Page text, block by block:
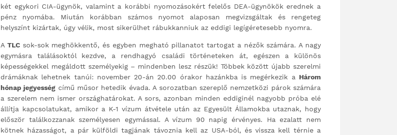
két egykori CIA-ügynök, valamint a korábbi nyomozásokért felelős DEA-ügynökök erednek a
pénz nyomába. Miután korábban számos nyomot alaposan megvizsgáltak és rengeteg
helyszínt kizártak, úgy vélik, most sikerülhet rábukkanniuk az eddigi legígéretesebb nyomra.
A TLC sok-sok meghökkentő, és egyben megható pillanatot tartogat a nézők számára. A nagy
egymásra találásoktól kezdve, a rendhagyó családi történeteken át, egészen a különös
képességekkel megáldott személyekig – mindenben lesz részük! Többek között újabb szerelmi
drámáknak lehetnek tanúi: november 20-án 20.00 órakor hazánkba is megérkezik a Három
hónap jegyesség című műsor hetedik évada. A sorozatban szereplő nemzetközi párok számára
a szerelem nem ismer országhatárokat. A sors, azonban minden eddiginél nagyobb próba elé
állítja kapcsolatukat, amikor a K-1 vízum átvétele után az Egyesült Államokba utaznak, hogy
először találkozzanak személyesen egymással. A vízum 90 napig érvényes. Ha ezalatt nem
kötnek házasságot, a pár külföldi tagjának távoznia kell az USA-ból, és vissza kell térnie a